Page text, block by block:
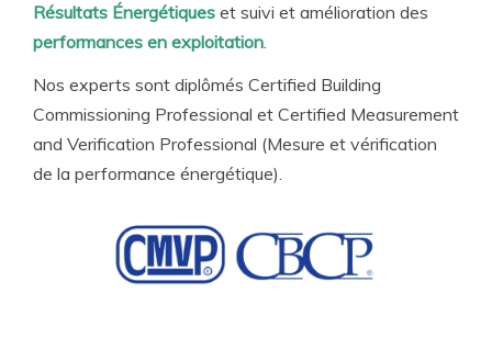
Résultats Énergétiques et suivi et amélioration des
performances en exploitation.
Nos experts sont diplômés Certified Building
Commissioning Professional et Certified Measurement
and Verification Professional (Mesure et vérification
de la performance énergétique).